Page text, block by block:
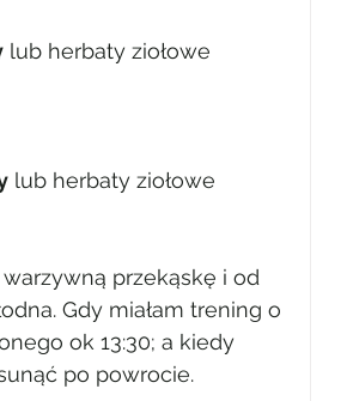
lub herbaty ziołowe
lub herbaty ziołowe
przekąskę i od
Gdy miałam trening o
ok 13:30; a kiedy
po powrocie.